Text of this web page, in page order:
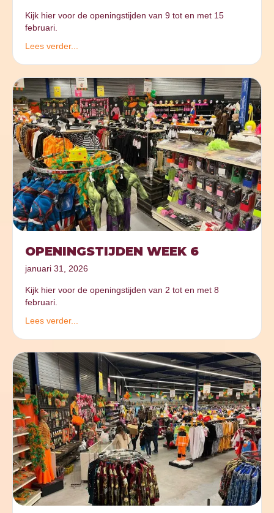
Kijk hier voor de openingstijden van 9 tot en met 15
februari.
Lees verder...
OPENINGSTIJDEN WEEK 6
januari 31, 2026
Kijk hier voor de openingstijden van 2 tot en met 8
februari.
Lees verder...